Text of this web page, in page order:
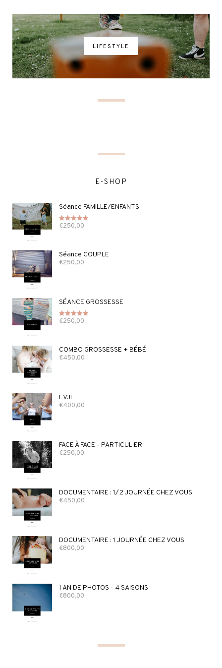
LIFESTYLE
E-SHOP
Séance FAMILLE/ENFANTS
Note5.00
€250,00
Séance COUPLE
€250,00
SÉANCE GROSSESSE
Note5.00
€250,00
COMBO GROSSESSE + BÉBÉ
€450,00
EVJF
€400,00
FACE À FACE - PARTICULIER
€250,00
DOCUMENTAIRE : 1/2 JOURNÉE CHEZ VOUS
€450,00
DOCUMENTAIRE : 1 JOURNÉE CHEZ VOUS
€800,00
1 AN DE PHOTOS - 4 SAISONS
€800,00